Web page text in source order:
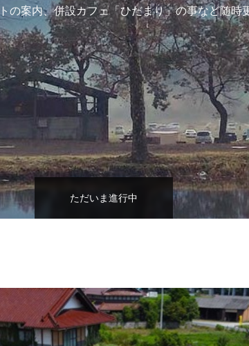
の案内、併設カフェ「ひだまり」の事など随時
ただいま進行中